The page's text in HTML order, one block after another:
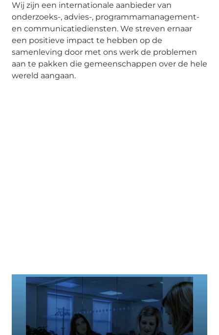
Wij zijn een internationale aanbieder van
onderzoeks-, advies-, programmamanagement-
en communicatiediensten. We streven ernaar
een positieve impact te hebben op de
samenleving door met ons werk de problemen
aan te pakken die gemeenschappen over de hele
wereld aangaan.